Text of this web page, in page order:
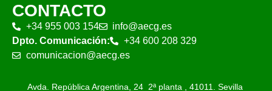
CONTACTO
+34 955 003 154
info@aecg.es
Dpto. Comunicación:
+34 600 208 329
comunicacion@aecg.es
Avda. República Argentina, 24 2ª planta , 41011. Sevilla